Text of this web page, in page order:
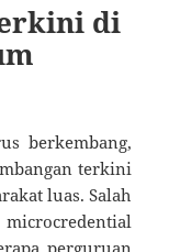
di
berkembang,
terkini
luas. Salah
perguruan